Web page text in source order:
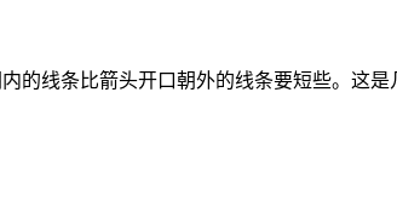
的线条比箭头开口朝外的线条要短些。这